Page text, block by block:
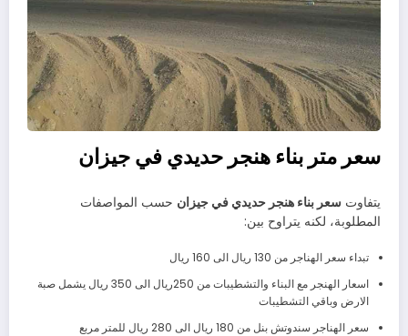
سعر متر بناء هنجر حديدي في جيزان
يتفاوت سعر بناء هنجر حديدي في جيزان حسب المواصفات
المطلوبة، لكنه يتراوح بين:
تبداء سعر الهناجر من 130 ريال الى 160 ريال
اسعار الهنجر مع البناء والتشطيبات من 250ريال الى 350 ريال يشمل صبة
الارض وباقي التشطيبات
سعر الهناجر سندوتش بنل من 180 ريال الى 280 ريال للمتر مربع